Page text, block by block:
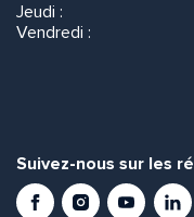
Jeudi :
Vendredi :
Suivez-nous sur les
FacebookInstagramYoutube